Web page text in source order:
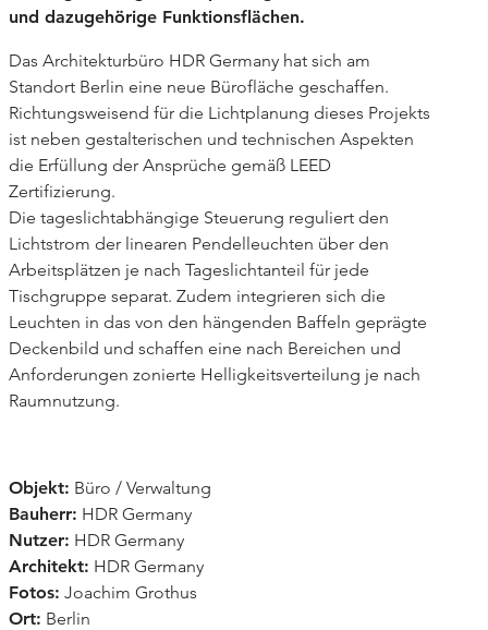
Verkehrsbauten
Wettbewerbe
Büro
Profil
Leistungen
Team
Jobs
Kunden
Publikationen
Kontakt
und dazugehörige Funktionsflächen.
Das Architekturbüro HDR Germany hat sich am
Standort Berlin eine neue Bürofläche geschaffen.
Richtungsweisend für die Lichtplanung dieses Projekts
ist neben gestalterischen und technischen Aspekten
die Erfüllung der Ansprüche gemäß LEED
Zertifizierung.
Die tageslichtabhängige Steuerung reguliert den
Lichtstrom der linearen Pendelleuchten über den
Arbeitsplätzen je nach Tageslichtanteil für jede
Tischgruppe separat. Zudem integrieren sich die
Leuchten in das von den hängenden Baffeln geprägte
Deckenbild und schaffen eine nach Bereichen und
Anforderungen zonierte Helligkeitsverteilung je nach
Raumnutzung.
Objekt: Büro / Verwaltung
Bauherr: HDR Germany
Nutzer: HDR Germany
Architekt: HDR Germany
Fotos: Joachim Grothus
Ort: Berlin